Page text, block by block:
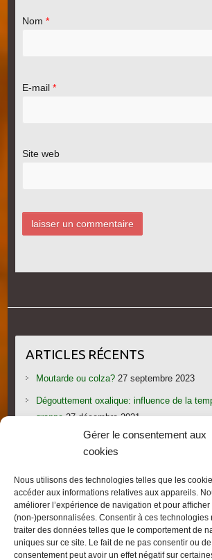
Gérer le consentement aux
cookies
Nous utilisons des technologies telles que les
accéder aux informations relatives aux appareils.
améliorer l’expérience de navigation et pour
(non-)personnalisées. Consentir à ces technologies
traiter des données telles que le comportement de
uniques sur ce site. Le fait de ne pas consentir ou
consentement peut avoir un effet négatif sur
Nom *
E-mail *
Site web
ARTICLES RÉCENTS
Moutarde ou colza? 27 septembre 2023
Dégouttement oxalique: influence de la
grappe 27 décembre 2021
Le candi provoque l’essaimage: vraiment?
Les villages provençaux du Pays de
2021